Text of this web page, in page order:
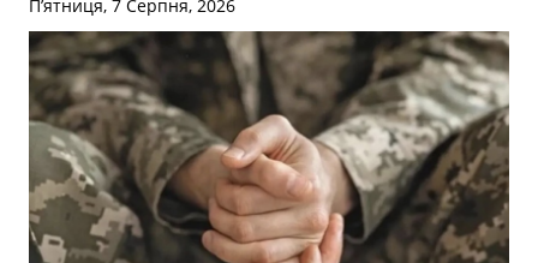
П’ятниця, 7 Серпня, 2026